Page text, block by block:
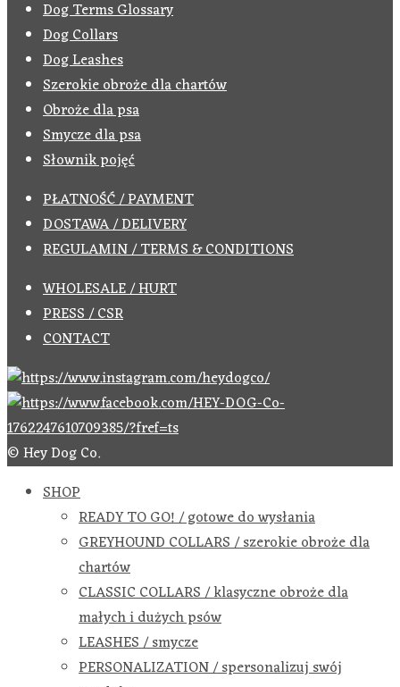
Dog Terms Glossary
Dog Collars
Dog Leashes
Szerokie obroże dla chartów
Obroże dla psa
Smycze dla psa
Słownik pojęć
PŁATNOŚĆ / PAYMENT
DOSTAWA / DELIVERY
REGULAMIN / TERMS & CONDITIONS
WHOLESALE / HURT
PRESS / CSR
CONTACT
© Hey Dog Co.
SHOP
READY TO GO! / gotowe do wysłania
GREYHOUND COLLARS / szerokie obroże dla
chartów
CLASSIC COLLARS / klasyczne obroże dla
małych i dużych psów
LEASHES / smycze
PERSONALIZATION / spersonalizuj swój